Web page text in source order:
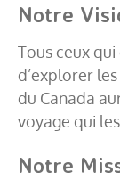
Notre
Tous ceux
d’explorer
du Canada
voyage qui
Notre